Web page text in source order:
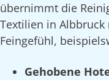
übernimmt die
Textilien in
Feingefühl,
Gehobene